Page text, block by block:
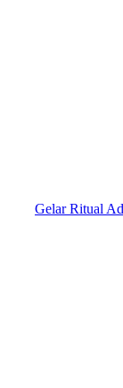
Ritual Adat